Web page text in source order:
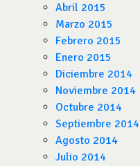
Abril 2015
Marzo 2015
Febrero 2015
Enero 2015
Diciembre 2014
Noviembre 2014
Octubre 2014
Septiembre 2014
Agosto 2014
Julio 2014